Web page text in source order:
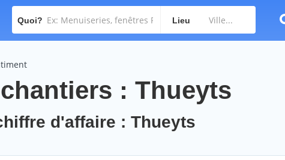
Quoi? Lieu
: Thueyts
d'affaire : Thueyts